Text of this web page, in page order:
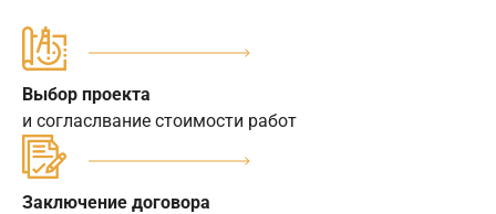
Выбор проекта
и согласлвание стоимости работ
Заключение договора